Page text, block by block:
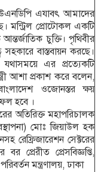
এযাবৎ আমাদের
মন্ট্রিল প্রোটোকল একটি
চুক্তি। পৃথিবীর
বাস্তবায়ন করছে।
এর প্রত্যেকটি
আশা প্রকাশ করে বলেন,
ওজোনস্তর ক্ষয়
হবে ।
অতিরিক্ত মহাপরিচালক
মোঃ জিয়াউল হক
রেফ্রিজারেশন সেক্টরের
প্রেরীত প্রেসবিজ্ঞপ্তি,
মন্ত্রণালয়, ঢাকা